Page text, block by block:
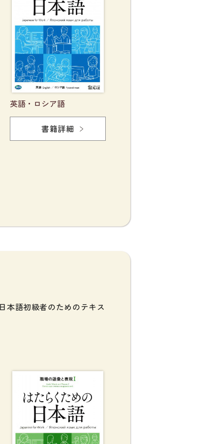
英語・ロシア語
書籍詳細
本語初級者のためのテキス